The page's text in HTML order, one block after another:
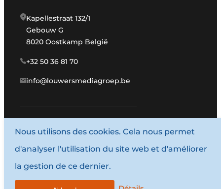
Kapellestraat 132/1
Gebouw G
8020 Oostkamp België
+32 50 36 81 70
info@louwersmediagroep.be
www.louwersmediagroep.com
© 1987 - 2026 Louwersmediagroep.
Termes et conditions
Nous utilisons des cookies. Cela nous permet
d'analyser l'utilisation du site web et d'améliorer
la gestion de ce dernier.